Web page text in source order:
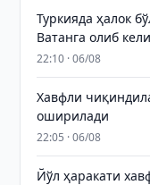
Туркияда ҳалок
Ватанга олиб
22:10 · 06/08
Хавфли
оширилади
22:05 · 06/08
Йўл ҳаракати